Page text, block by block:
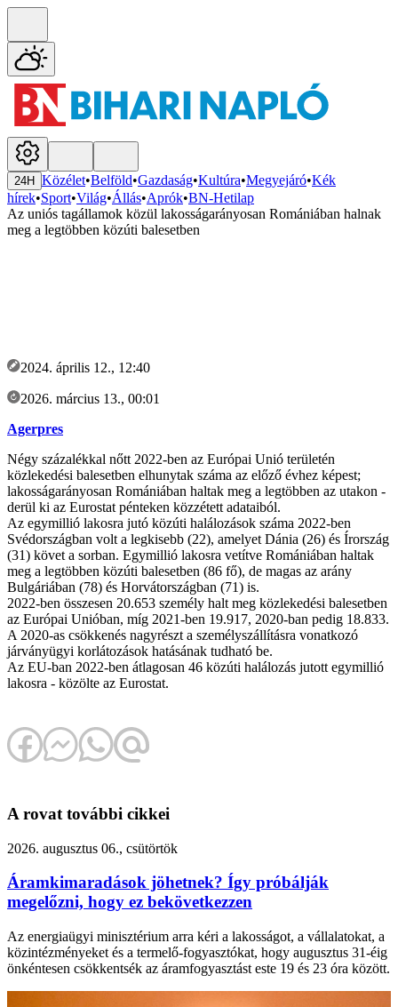
24H Közélet•Belföld•Gazdaság•Kultúra•Megyejáró•Kék
hírek•Sport•Világ•Állás•Aprók•BN-Hetilap
Az uniós tagállamok közül lakosságarányosan Romániában halnak
meg a legtöbben közúti balesetben
2024. április 12., 12:40
2026. március 13., 00:01
Agerpres
Négy százalékkal nőtt 2022-ben az Európai Unió területén
közlekedési balesetben elhunytak száma az előző évhez képest;
lakosságarányosan Romániában haltak meg a legtöbben az utakon -
derül ki az Eurostat pénteken közzétett adataiból.
Az egymillió lakosra jutó közúti halálozások száma 2022-ben
Svédországban volt a legkisebb (22), amelyet Dánia (26) és Írország
(31) követ a sorban. Egymillió lakosra vetítve Romániában haltak
meg a legtöbben közúti balesetben (86 fő), de magas az arány
Bulgáriában (78) és Horvátországban (71) is.
2022-ben összesen 20.653 személy halt meg közlekedési balesetben
az Európai Unióban, míg 2021-ben 19.917, 2020-ban pedig 18.833.
A 2020-as csökkenés nagyrészt a személyszállításra vonatkozó
járványügyi korlátozások hatásának tudható be.
Az EU-ban 2022-ben átlagosan 46 közúti halálozás jutott egymillió
lakosra - közölte az Eurostat.
A rovat további cikkei
2026. augusztus 06., csütörtök
Áramkimaradások jöhetnek? Így próbálják
megelőzni, hogy ez bekövetkezzen
Az energiaügyi minisztérium arra kéri a lakosságot, a vállalatokat, a
közintézményeket és a termelő-fogyasztókat, hogy augusztus 31-éig
önkéntesen csökkentsék az áramfogyasztást este 19 és 23 óra között.